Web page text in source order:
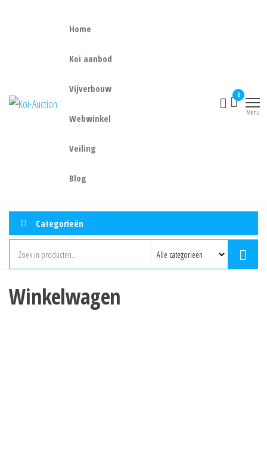
Auction
Mizukoi
Home
Koi aanbod
Vijverbouw
Webwinkel
Veiling
Blog
0
Menu
Categorieën
Winkelwagen